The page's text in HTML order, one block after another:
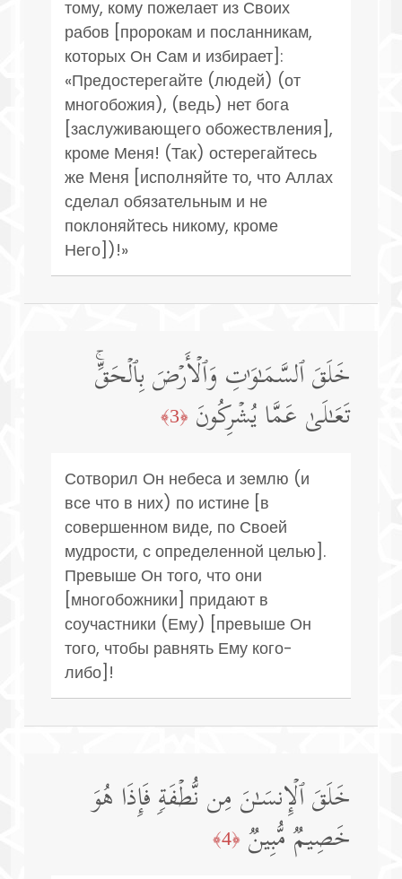
тому, кому пожелает из Своих
рабов [пророкам и посланникам,
которых Он Сам и избирает]:
«Предостерегайте (людей) (от
многобожия), (ведь) нет бога
[заслуживающего обожествления],
кроме Меня! (Так) остерегайтесь
же Меня [исполняйте то, что Аллах
сделал обязательным и не
поклоняйтесь никому, кроме
Него])!»
خَلَقَ ٱلسَّمَـٰوَ ٰ⁠تِ وَٱلۡأَرۡضَ بِٱلۡحَقِّۚ
تَعَـٰلَىٰ عَمَّا یُشۡرِكُونَ ﴿3﴾
Сотворил Он небеса и землю (и
все что в них) по истине [в
совершенном виде, по Своей
мудрости, с определенной целью].
Превыше Он того, что они
[многобожники] придают в
соучастники (Ему) [превыше Он
того, чтобы равнять Ему кого-
либо]!
خَلَقَ ٱلۡإِنسَـٰنَ مِن نُّطۡفَةࣲ فَإِذَا هُوَ
خَصِیمࣱ مُّبِینࣱ ﴿4﴾